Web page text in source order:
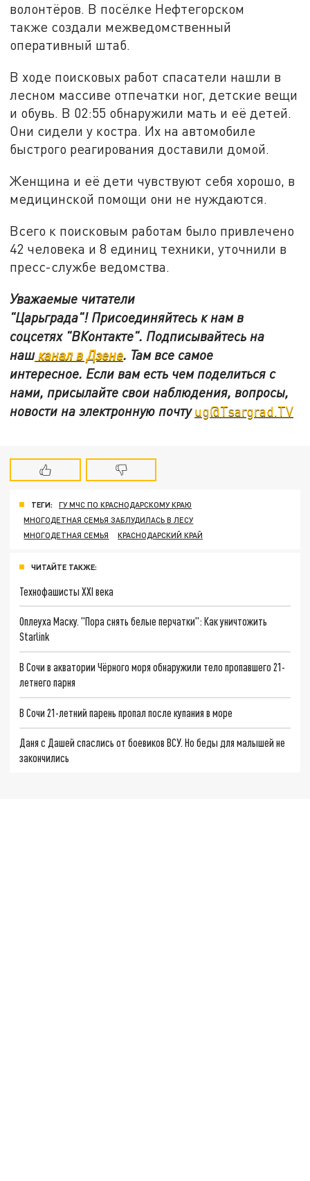
волонтёров. В посёлке Нефтегорском
также создали межведомственный
оперативный штаб.
В ходе поисковых работ спасатели нашли в
лесном массиве отпечатки ног, детские вещи
и обувь. В 02:55 обнаружили мать и её детей.
Они сидели у костра. Их на автомобиле
быстрого реагирования доставили домой.
Женщина и её дети чувствуют себя хорошо, в
медицинской помощи они не нуждаются.
Всего к поисковым работам было привлечено
42 человека и 8 единиц техники, уточнили в
пресс-службе ведомства.
Уважаемые читатели
"Царьграда"! Присоединяйтесь к нам в
соцсетях "ВКонтакте". Подписывайтесь на
нашканал в Дзене. Там все самое
интересное. Если вам есть чем поделиться с
нами, присылайте свои наблюдения, вопросы,
новости на электронную почтуug@Tsargrad.TV
ТЕГИ:
ГУ МЧС ПО КРАСНОДАРСКОМУ КРАЮ
МНОГОДЕТНАЯ СЕМЬЯ ЗАБЛУДИЛАСЬ В ЛЕСУ
МНОГОДЕТНАЯ СЕМЬЯ
КРАСНОДАРСКИЙ КРАЙ
ЧИТАЙТЕ ТАКЖЕ:
Технофашисты XXI века
Оплеуха Маску. "Пора снять белые перчатки": Как уничтожить
Starlink
В Сочи в акватории Чёрного моря обнаружили тело пропавшего 21-
летнего парня
В Сочи 21-летний парень пропал после купания в море
Даня с Дашей спаслись от боевиков ВСУ. Но беды для малышей не
закончились